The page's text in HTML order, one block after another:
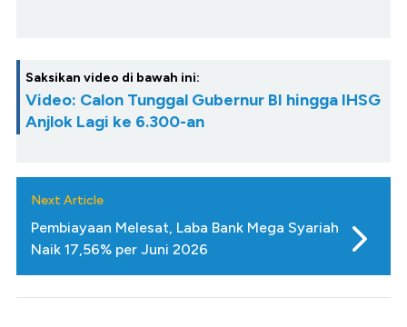
Saksikan video di bawah ini:
Video: Calon Tunggal Gubernur BI hingga IHSG
Anjlok Lagi ke 6.300-an
Next Article
Pembiayaan Melesat, Laba Bank Mega Syariah
Naik 17,56% per Juni 2026